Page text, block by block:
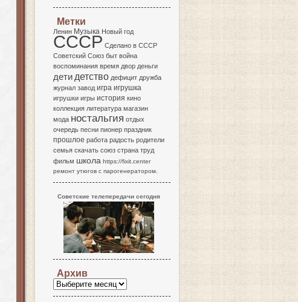
Метки
Ленин Музыка Новый год
СССР Сделано в СССР
Советский Союз быт война
воспоминания время двор деньги
дети детство дефицит дружба
журнал завод игра игрушка
игрушки игры история кино
коллекция литература магазин
мода ностальгия отдых
очередь песни пионер праздник
прошлое работа радость родители
семья скачать союз страна труд
фильм школа https://fixit.center
ремонт утюгов с парогенератором.
Советские телепередачи сегодня
Архив